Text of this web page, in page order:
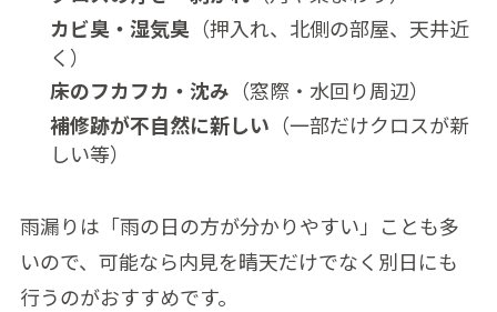
カビ臭・湿気臭 （押入れ、北側の部屋、天井近
く）
床のフカフカ・沈み （窓際・水回り周辺）
補修跡が不自然に新しい （一部だけクロスが新
しい等）
雨漏りは「雨の日の方が分かりやすい」ことも多
いので、可能なら内見を晴天だけでなく別日にも
行うのがおすすめです。